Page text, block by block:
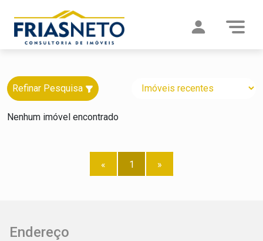
Refinar Pesquisa
Nenhum imóvel encontrado
« 1 »
Endereço